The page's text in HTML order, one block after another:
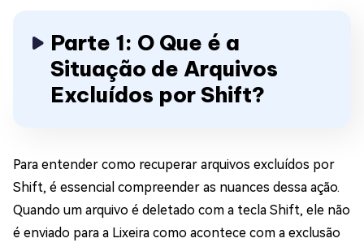
Parte 1: O Que é a
Situação de Arquivos
Excluídos por Shift?
Para entender como recuperar arquivos excluídos por
Shift, é essencial compreender as nuances dessa ação.
Quando um arquivo é deletado com a tecla Shift, ele não
é enviado para a Lixeira como acontece com a exclusão